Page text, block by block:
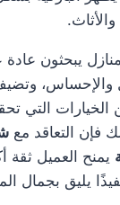
يبحثون
وتضيف
الخيارات التي
فإن التعاقد مع
يمنح العميل ثقة
يليق بجمال